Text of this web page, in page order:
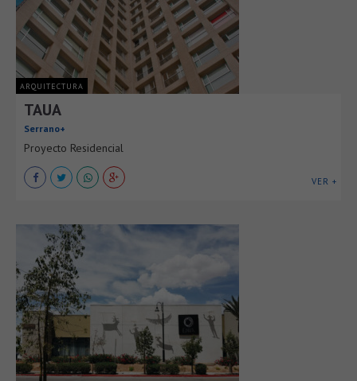
ARQUITECTURA
TAUA
Serrano+
Proyecto Residencial
VER +